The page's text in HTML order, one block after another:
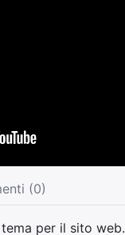
(0)
per il sito web.